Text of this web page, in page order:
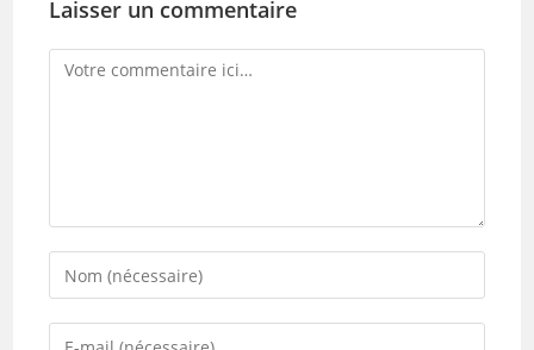
Laisser un commentaire
Comment
Enter
your
name
Enter